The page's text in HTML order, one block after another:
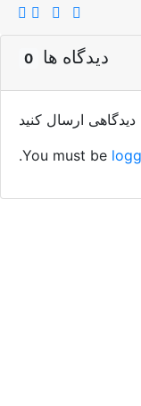
دیدگاه ها 0
ارسال کنید
You must be